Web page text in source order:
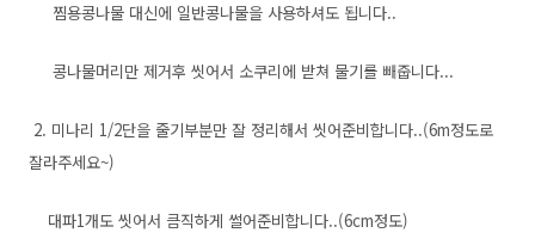
찜용콩나물 대신에 일반콩나물을 사용하셔도 됩니다..
콩나물머리만 제거후 씻어서 소쿠리에 받쳐 물기를 빼줍니다...
2. 미나리 1/2단을 줄기부분만 잘 정리해서 씻어준비합니다..(6m정도로
잘라주세요~)
대파1개도 씻어서 큼직하게 썰어준비합니다..(6cm정도)